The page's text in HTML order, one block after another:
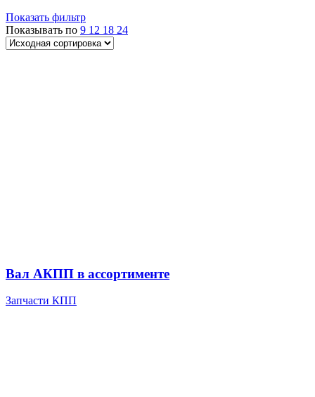
Показать фильтр
Показывать по 9 12 18 24
Вал АКПП в ассортименте
Запчасти КПП